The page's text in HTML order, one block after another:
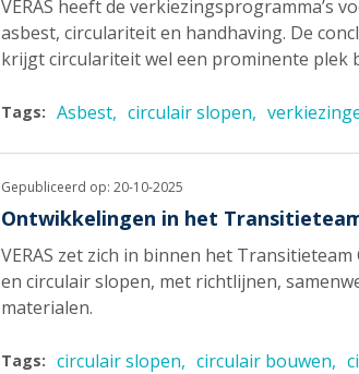
VERAS heeft de verkiezingsprogramma’s
asbest, circulariteit en handhaving. De
krijgt circulariteit wel een prominente plek
Tags: Asbest circulair slopen
Gepubliceerd op: 20-10-2025
Ontwikkelingen in het
VERAS zet zich in binnen het
en circulair slopen, met richtlijnen,
materialen.
Tags: circulair slopen circulair bouwen